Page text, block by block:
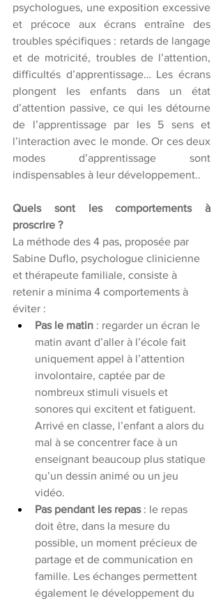
psychologues, une exposition excessive
et précoce aux écrans entraîne des
troubles spécifiques : retards de langage
et de motricité, troubles de l’attention,
difficultés d’apprentissage… Les écrans
plongent les enfants dans un état
d’attention passive, ce qui les détourne
de l’apprentissage par les 5 sens et
l’interaction avec le monde. Or ces deux
modes d’apprentissage sont
indispensables à leur développement..
Quels sont les comportements à
proscrire ?
La méthode des 4 pas, proposée par
Sabine Duflo, psychologue clinicienne
et thérapeute familiale, consiste à
retenir a minima 4 comportements à
éviter :
Pas le matin : regarder un écran le
matin avant d’aller à l’école fait
uniquement appel à l’attention
involontaire, captée par de
nombreux stimuli visuels et
sonores qui excitent et fatiguent.
Arrivé en classe, l’enfant a alors du
mal à se concentrer face à un
enseignant beaucoup plus statique
qu’un dessin animé ou un jeu
vidéo.
Pas pendant les repas : le repas
doit être, dans la mesure du
possible, un moment précieux de
partage et de communication en
famille. Les échanges permettent
également le développement du